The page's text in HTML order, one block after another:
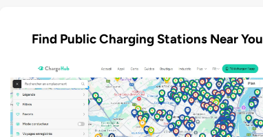
Find Public Charging Stations Near You